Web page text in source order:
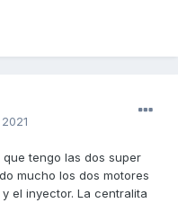
tengo las dos super
mucho los dos motores
el inyector. La centralita